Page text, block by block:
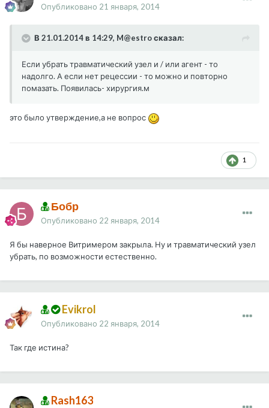
Опубликовано 21 января, 2014
В 21.01.2014 в 14:29, M@estro сказал:
Если убрать травматический узел и / или агент - то
надолго. А если нет рецессии - то можно и повторно
помазать. Появилась- хирургия.м
это было утверждение,а не вопрос
1
Бобр
Опубликовано 22 января, 2014
Я бы наверное Витримером закрыла. Ну и травматический узел
убрать, по возможности естественно.
Evikrol
Опубликовано 22 января, 2014
Так где истина?
Rash163